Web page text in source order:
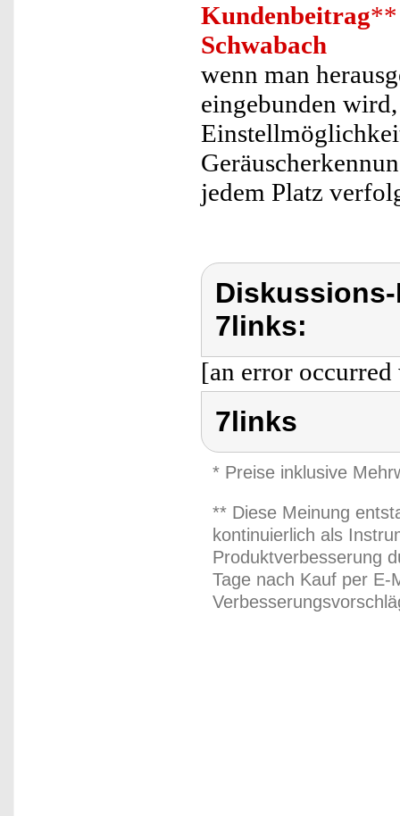
Kundenbeitrag**
Schwabach
wenn man
eingebunden
jedem Platz
7links:
[an error
7links
* Preise inklusive
** Diese Meinung
kontinuierlich als
Produktverbesserung
Tage nach Kauf per E-